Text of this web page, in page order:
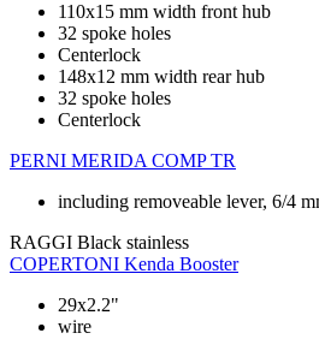
110x15 mm width front hub
32 spoke holes
Centerlock
148x12 mm width rear hub
32 spoke holes
Centerlock
PERNI MERIDA COMP TR
including removeable lever, 6/4
RAGGI Black stainless
COPERTONI Kenda Booster
29x2.2"
wire